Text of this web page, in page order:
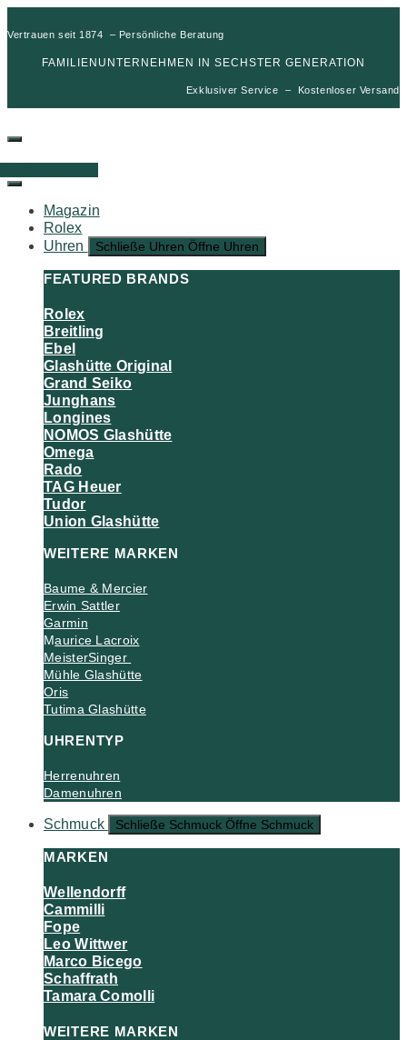
Vertrauen seit 1874 – Persönliche Beratung
FAMILIENUNTERNEHMEN IN SECHSTER GENERATION
Exklusiver Service – Kostenloser Versand
Magazin
Rolex
Uhren
Schließe Uhren Öffne Uhren
FEATURED BRANDS
Rolex
Breitling
Ebel
Glashütte Original
Grand Seiko
Junghans
Longines
NOMOS Glashütte
Omega
Rado
TAG Heuer
Tudor
Union Glashütte
WEITERE MARKEN
Baume & Mercier
Erwin Sattler
Garmin
Maurice Lacroix
MeisterSinger
Mühle Glashütte
Oris
Tutima Glashütte
UHRENTYP
Herrenuhren
Damenuhren
Schmuck Schließe Schmuck Öffne Schmuck
MARKEN
Wellendorff
Cammilli
Fope
Leo Wittwer
Marco Bicego
Schaffrath
Tamara Comolli
WEITERE MARKEN